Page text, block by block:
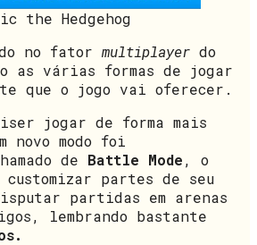
the Hedgehog
no fator multiplayer do
as várias formas de jogar
que o jogo vai oferecer.
jogar de forma mais
novo modo foi
de Battle Mode, o
customizar partes de seu
partidas em arenas
lembrando bastante